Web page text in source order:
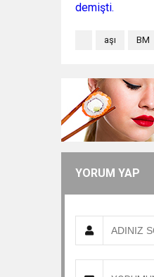
demişti.
aşı BM
YORUM YAP